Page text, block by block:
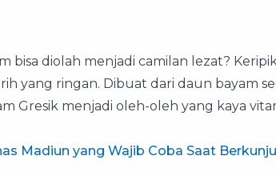
bisa diolah menjadi camilan lezat?
yang ringan. Dibuat dari daun bayam
Gresik menjadi oleh-oleh yang kaya
Madiun yang Wajib Coba Saat